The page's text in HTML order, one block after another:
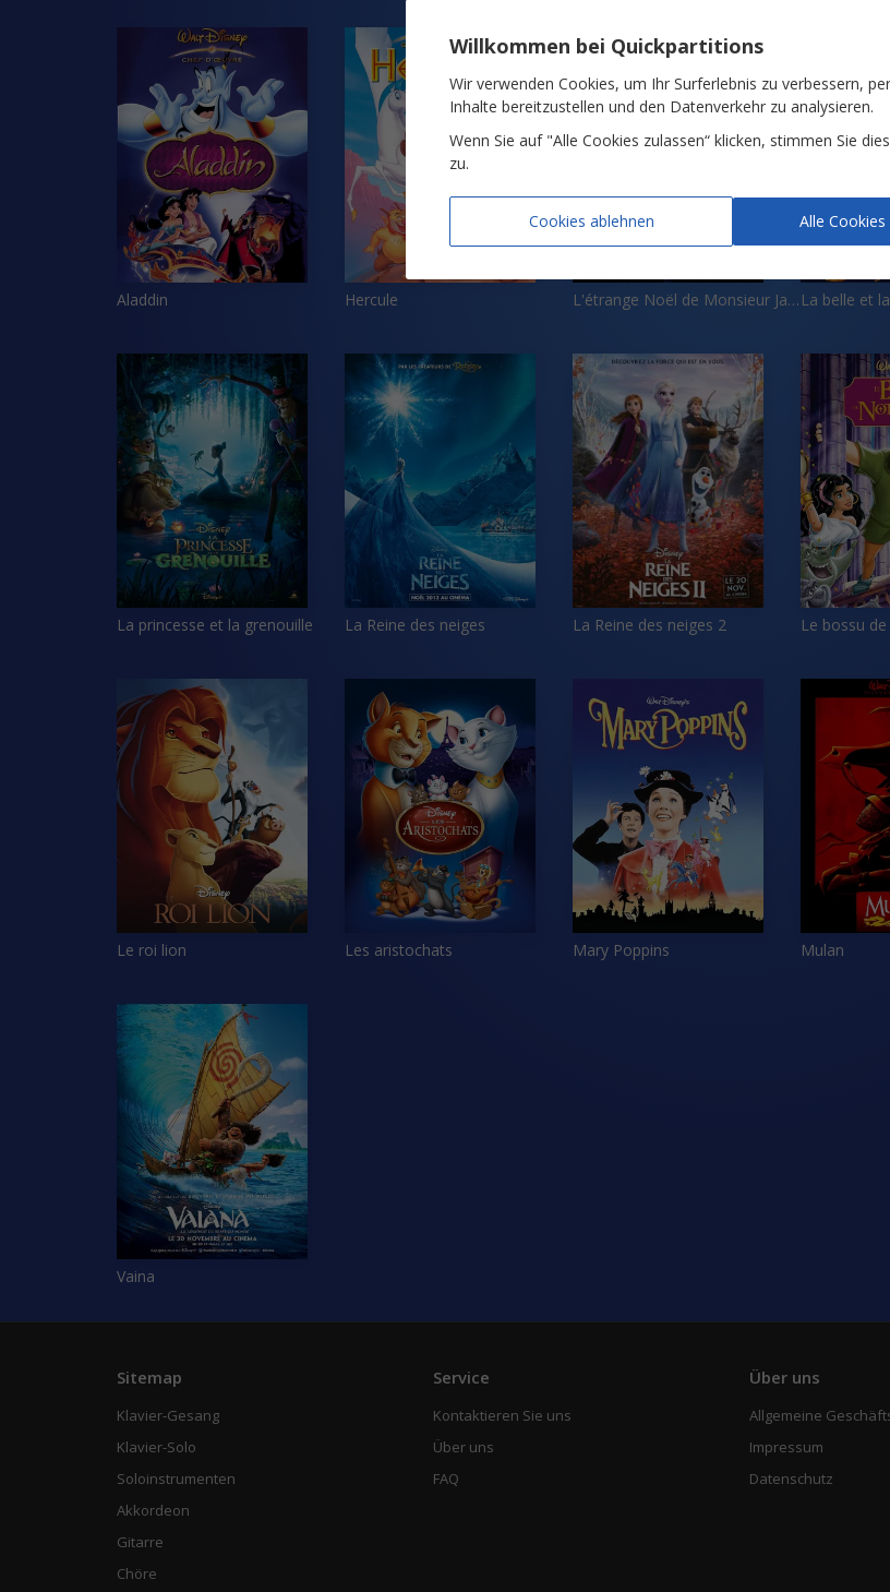
Aladdin Hercule L'étrange Noël de Monsieur Jacke La belle et
La princesse et la grenouille La Reine des neiges La Reine des neiges 2 Le bossu
Le roi lion Les aristochats Mary Poppins Mulan
Vaina
Sitemap
Klavier-Gesang
Klavier-Solo
Soloinstrumenten
Akkordeon
Gitarre
Chöre
Service
Kontaktieren Sie uns
Über uns
FAQ
Über uns
Allgemeine
Impressum
Datenschutz
Willkommen bei Quickpartitions
Wir verwenden Cookies, um Ihr Surferlebnis zu verbessern,
Inhalte bereitzustellen und den Datenverkehr zu analysieren.
Wenn Sie auf "Alle Cookies zulassen“ klicken, stimmen Sie
zu.
Cookies ablehnen Alle Cookies